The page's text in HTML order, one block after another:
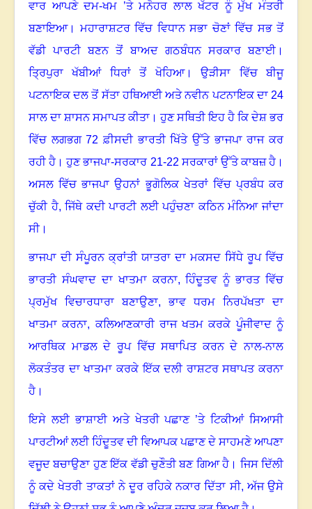
ਵਾਰ ਆਪਣੇ ਦਮ-ਖਮ ’ਤੇ ਮਨੋਹਰ ਲਾਲ ਖੱਟਰ ਨੂੰ ਮੁੱਖ ਮੰਤਰੀ
ਬਣਾਇਆ। ਮਹਾਰਾਸ਼ਟਰ ਵਿੱਚ ਵਿਧਾਨ ਸਭਾ ਚੋਣਾਂ ਵਿੱਚ ਸਭ ਤੋਂ
ਵੱਡੀ ਪਾਰਟੀ ਬਣਨ ਤੋਂ ਬਾਅਦ ਗਠਬੰਧਨ ਸਰਕਾਰ ਬਣਾਈ।
ਤ੍ਰਿਪੁਰਾ ਖੱਬੀਆਂ ਧਿਰਾਂ ਤੋਂ ਖੋਹਿਆ। ਉੜੀਸਾ ਵਿੱਚ ਬੀਜੂ
ਪਟਨਾਇਕ ਦਲ ਤੋਂ ਸੱਤਾ ਹਥਿਆਈ ਅਤੇ ਨਵੀਨ ਪਟਨਾਇਕ ਦਾ 24
ਸਾਲ ਦਾ ਸ਼ਾਸਨ ਸਮਾਪਤ ਕੀਤਾ। ਹੁਣ ਸਥਿਤੀ ਇਹ ਹੈ ਕਿ ਦੇਸ਼ ਭਰ
ਵਿੱਚ ਲਗਭਗ 72 ਫ਼ੀਸਦੀ ਭਾਰਤੀ ਖਿੱਤੇ ਉੱਤੇ ਭਾਜਪਾ ਰਾਜ ਕਰ
ਰਹੀ ਹੈ। ਹੁਣ ਭਾਜਪਾ-ਸਰਕਾਰ 21-22 ਸਰਕਾਰਾਂ ਉੱਤੇ ਕਾਬਜ਼ ਹੈ।
ਅਸਲ ਵਿੱਚ ਭਾਜਪਾ ਉਹਨਾਂ ਭੂਗੋਲਿਕ ਖੇਤਰਾਂ ਵਿੱਚ ਪ੍ਰਬੰਧ ਕਰ
ਚੁੱਕੀ ਹੈ,ਜਿੱਥੇ ਕਦੀ ਪਾਰਟੀ ਲਈ ਪਹੁੰਚਣਾ ਕਠਿਨ ਮੰਨਿਆ ਜਾਂਦਾ
ਸੀ।
ਭਾਜਪਾ ਦੀ ਸੰਪੂਰਨ ਕ੍ਰਾਂਤੀ ਯਾਤਰਾ ਦਾ ਮਕਸਦ ਸਿੱਧੇ ਰੂਪ ਵਿੱਚ
ਭਾਰਤੀ ਸੰਘਵਾਦ ਦਾ ਖਾਤਮਾ ਕਰਨਾ,ਹਿੰਦੂਤਵ ਨੂੰ ਭਾਰਤ ਵਿੱਚ
ਪ੍ਰਮੁੱਖ ਵਿਚਾਰਧਾਰਾ ਬਣਾਉਣਾ,ਭਾਵ ਧਰਮ ਨਿਰਪੱਖਤਾ ਦਾ
ਖਾਤਮਾ ਕਰਨਾ, ਕਲਿਆਣਕਾਰੀ ਰਾਜ ਖਤਮ ਕਰਕੇ ਪੂੰਜੀਵਾਦ ਨੂੰ
ਆਰਥਿਕ ਮਾਡਲ ਦੇ ਰੂਪ ਵਿੱਚ ਸਥਾਪਿਤ ਕਰਨ ਦੇ ਨਾਲ-ਨਾਲ
ਲੋਕਤੰਤਰ ਦਾ ਖਾਤਮਾ ਕਰਕੇ ਇੱਕ ਦਲੀ ਰਾਸ਼ਟਰ ਸਥਾਪਤ ਕਰਨਾ
ਹੈ।
ਇਸੇ ਲਈ ਭਾਸ਼ਾਈ ਅਤੇ ਖੇਤਰੀ ਪਛਾਣ ’ਤੇ ਟਿਕੀਆਂ ਸਿਆਸੀ
ਪਾਰਟੀਆਂ ਲਈ ਹਿੰਦੂਤਵ ਦੀ ਵਿਆਪਕ ਪਛਾਣ ਦੇ ਸਾਹਮਣੇ ਆਪਣਾ
ਵਜੂਦ ਬਚਾਉਣਾ ਹੁਣ ਇੱਕ ਵੱਡੀ ਚੁਣੌਤੀ ਬਣ ਗਿਆ ਹੈ। ਜਿਸ ਦਿੱਲੀ
ਨੂੰ ਕਦੇ ਖੇਤਰੀ ਤਾਕਤਾਂ ਨੇ ਦੂਰ ਰਹਿਕੇ ਨਕਾਰ ਦਿੱਤਾ ਸੀ, ਅੱਜ ਉਸੇ